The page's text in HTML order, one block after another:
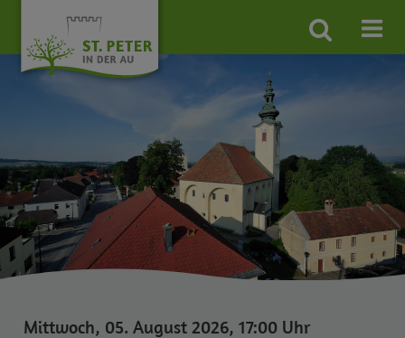
Site
search
Mittwoch, 05. August 2026, 17:00 Uhr